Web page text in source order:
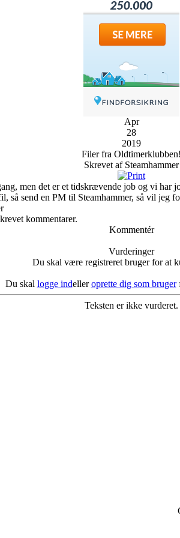
Apr
28
2019
Filer fra Oldtimerklubben!
Skrevet af Steamhammer
men det er et tidskrævende job og vi har
så send en PM til Steamhammer, så vil jeg
kommentarer.
Kommentér
Vurderinger
Du skal være registreret bruger for at
Du skal logge indelleroprette dig som bruger
Teksten er ikke vurderet.